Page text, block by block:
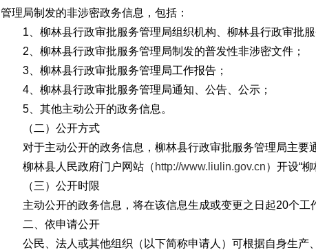
管理局制发的非涉密政务信息，包括：
1、柳林县行政审批服务管理局组织机构、柳林县行政审批服
2、柳林县行政审批服务管理局制发的普发性非涉密文件；
3、柳林县行政审批服务管理局工作报告；
4、柳林县行政审批服务管理局通知、公告、公示；
5、其他主动公开的政务信息。
（二）公开方式
对于主动公开的政务信息，柳林县行政审批服务管理局主要
柳林县人民政府门户网站（ http://www.liulin.gov.cn）开设“
（三）公开时限
主动公开的政务信息，将在该信息生成或变更之日起20个工
二、依申请公开
公民、法人或其他组织（以下简称申请人）可根据自身生产